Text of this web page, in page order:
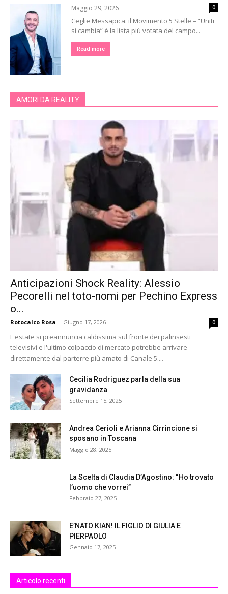
Maggio 29, 2026 0
Ceglie Messapica: il Movimento 5 Stelle – “Uniti
si cambia” è la lista più votata del campo...
Read more
AMORI DA REALITY
Anticipazioni Shock Reality: Alessio
Pecorelli nel toto-nomi per Pechino Express
o...
Rotocalco Rosa - Giugno 17, 2026 0
L'estate si preannuncia caldissima sul fronte dei palinsesti
televisivi e l'ultimo colpaccio di mercato potrebbe arrivare
direttamente dal parterre più amato di Canale 5....
Cecilia Rodriguez parla della sua
gravidanza
Settembre 15, 2025
Andrea Cerioli e Arianna Cirrincione si
sposano in Toscana
Maggio 28, 2025
La Scelta di Claudia D’Agostino: “Ho trovato
l’uomo che vorrei”
Febbraio 27, 2025
E’NATO KIAN! IL FIGLIO DI GIULIA E
PIERPAOLO
Gennaio 17, 2025
Articolo recenti